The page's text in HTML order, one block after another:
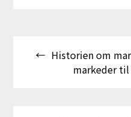
Historien om
markeder